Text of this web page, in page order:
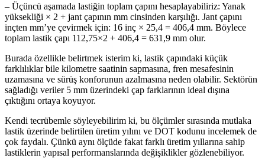
– Üçüncü aşamada lastiğin toplam çapını hesaplayabiliriz: Yanak
yüksekliği × 2 + jant çapının mm cinsinden karşılığı. Jant çapını
inçten mm’ye çevirmek için: 16 inç × 25,4 = 406,4 mm. Böylece
toplam lastik çapı 112,75×2 + 406,4 = 631,9 mm olur.
Burada özellikle belirtmek isterim ki, lastik çapındaki küçük
farklılıklar bile kilometre saatinin sapmasına, fren mesafesinin
uzamasına ve sürüş konforunun azalmasına neden olabilir. Sektörün
sağladığı veriler 5 mm üzerindeki çap farklarının ideal dışına
çıktığını ortaya koyuyor.
Kendi tecrübemle söyleyebilirim ki, bu ölçümler sırasında mutlaka
lastik üzerinde belirtilen üretim yılını ve DOT kodunu incelemek de
çok faydalı. Çünkü aynı ölçüde fakat farklı üretim yıllarına sahip
lastiklerin yapısal performanslarında değişiklikler gözlenebiliyor.